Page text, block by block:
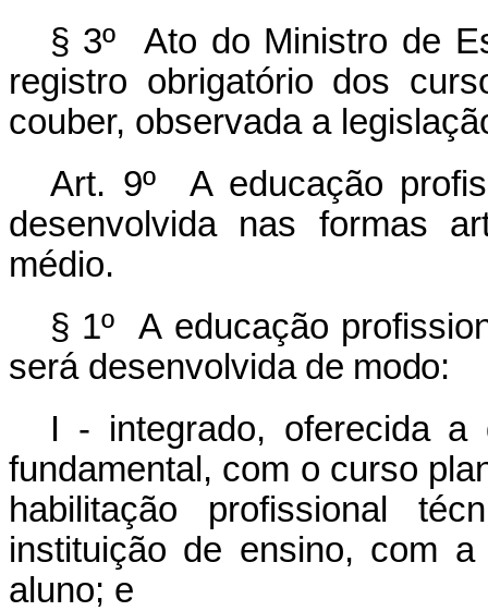
§ 3º Ato do Ministro de
registro obrigatório dos
couber, observada a
Art. 9º A educação
desenvolvida nas formas
médio.
§ 1º A educação
será desenvolvidade modo:
I - integrado, oferecida
fundamental, com o curso
habilitação profissional
instituição de ensino, com
aluno; e